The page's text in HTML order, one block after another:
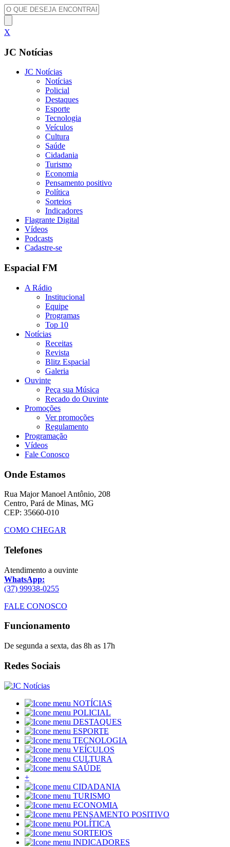
X
JC Notícias
JC Notícias
Notícias
Policial
Destaques
Esporte
Tecnologia
Veículos
Cultura
Saúde
Cidadania
Turismo
Economia
Pensamento positivo
Política
Sorteios
Indicadores
Flagrante Digital
Vídeos
Podcasts
Cadastre-se
Espacial FM
A Rádio
Institucional
Equipe
Programas
Top 10
Notícias
Receitas
Revista
Blitz Espacial
Galeria
Ouvinte
Peça sua Música
Recado do Ouvinte
Promoções
Ver promoções
Regulamento
Programação
Vídeos
Fale Conosco
Onde Estamos
Rua Major Manoel Antônio, 208
Centro, Pará de Minas, MG
CEP: 35660-010
COMO CHEGAR
Telefones
Atendimento a ouvinte
WhatsApp:
(37) 99938-0255
FALE CONOSCO
Funcionamento
De segunda a sexta, das 8h as 17h
Redes Sociais
NOTÍCIAS
POLICIAL
DESTAQUES
ESPORTE
TECNOLOGIA
VEÍCULOS
CULTURA
SAÚDE
+
CIDADANIA
TURISMO
ECONOMIA
PENSAMENTO POSITIVO
POLÍTICA
SORTEIOS
INDICADORES